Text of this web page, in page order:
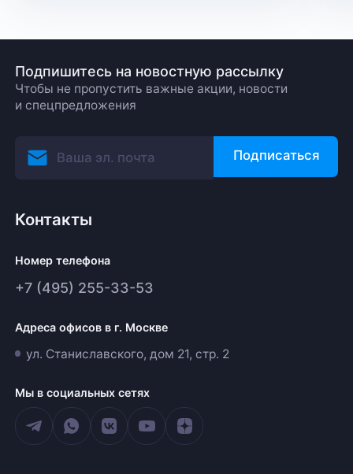
Подпишитесь на новостную рассылку
Чтобы не пропустить важные акции, новости
и спецпредложения
Подписаться
Контакты
Номер телефона
+7 (495) 255-33-53
Адреса офисов в г. Москве
ул. Станиславского, дом 21, стр. 2
Мы в социальных сетях